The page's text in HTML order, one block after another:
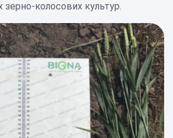
зерно-колосових культур.